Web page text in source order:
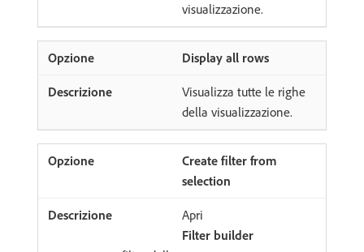
visualizzazione.
Display all rows
Visualizza tutte le righe
della visualizzazione.
Create filter from
selection
Apri
Filter builder